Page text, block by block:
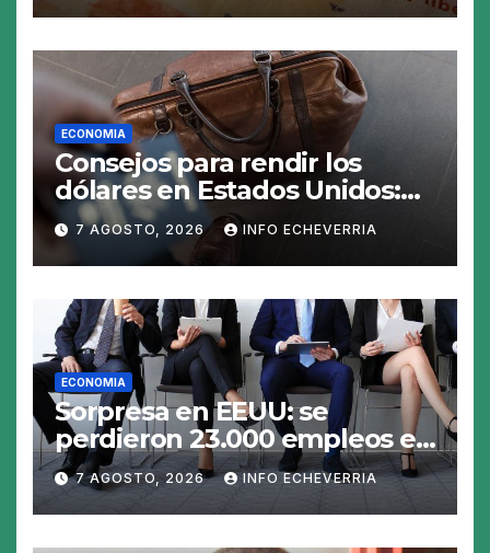
ECONOMIA
Consejos para rendir los
dólares en Estados Unidos:
claves para no gastar de más
en el viaje
7 AGOSTO, 2026 INFO ECHEVERRIA
ECONOMIA
Sorpresa en EEUU: se
perdieron 23.000 empleos en
julio y el mercado recalcula
las perspectivas para las
tasas
7 AGOSTO, 2026 INFO ECHEVERRIA